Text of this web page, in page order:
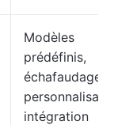
Modèles
prédéfinis,
échafaudages
intégration